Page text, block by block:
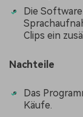
Die
Clips ein
Nachteile
Das
Käufe.